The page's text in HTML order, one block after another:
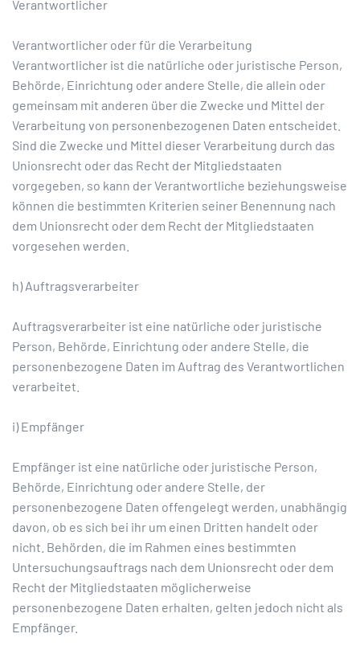
Verantwortlicher
Verantwortlicher oder für die Verarbeitung
Verantwortlicher ist die natürliche oder juristische Person,
Behörde, Einrichtung oder andere Stelle, die allein oder
gemeinsam mit anderen über die Zwecke und Mittel der
Verarbeitung von personenbezogenen Daten entscheidet.
Sind die Zwecke und Mittel dieser Verarbeitung durch das
Unionsrecht oder das Recht der Mitgliedstaaten
vorgegeben, so kann der Verantwortliche beziehungsweise
können die bestimmten Kriterien seiner Benennung nach
dem Unionsrecht oder dem Recht der Mitgliedstaaten
vorgesehen werden.
h) Auftragsverarbeiter
Auftragsverarbeiter ist eine natürliche oder juristische
Person, Behörde, Einrichtung oder andere Stelle, die
personenbezogene Daten im Auftrag des Verantwortlichen
verarbeitet.
i) Empfänger
Empfänger ist eine natürliche oder juristische Person,
Behörde, Einrichtung oder andere Stelle, der
personenbezogene Daten offengelegt werden, unabhängig
davon, ob es sich bei ihr um einen Dritten handelt oder
nicht. Behörden, die im Rahmen eines bestimmten
Untersuchungsauftrags nach dem Unionsrecht oder dem
Recht der Mitgliedstaaten möglicherweise
personenbezogene Daten erhalten, gelten jedoch nicht als
Empfänger.